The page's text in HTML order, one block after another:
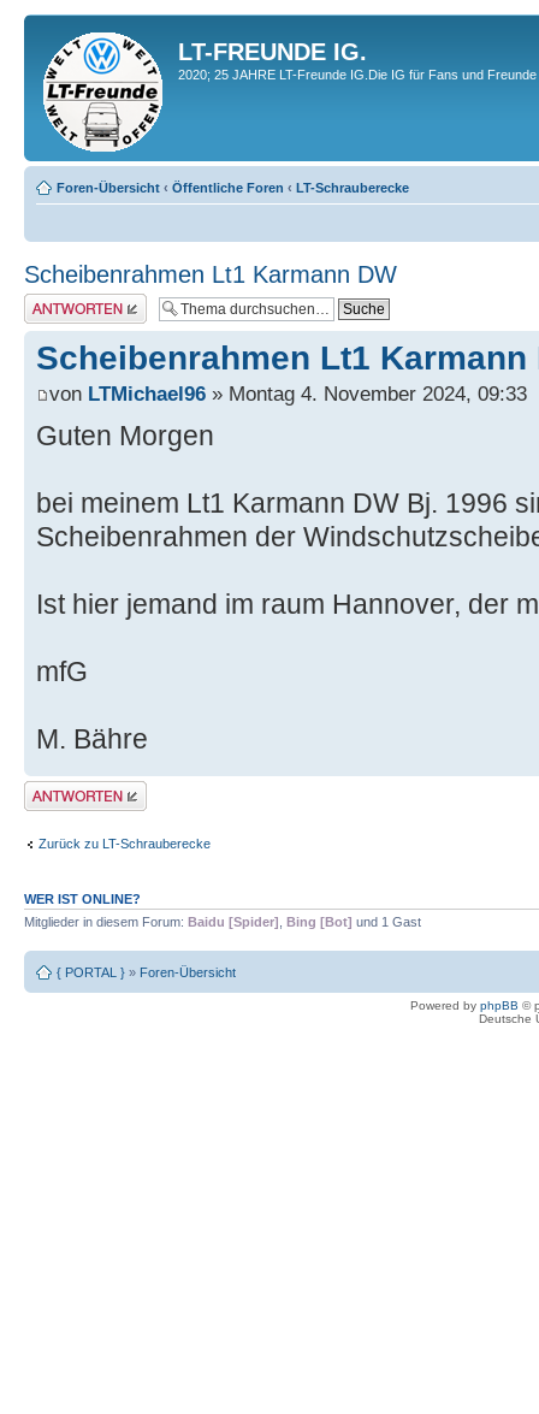
LT-FREUNDE IG.
2020; 25 JAHRE LT-Freunde IG.Die IG für Fans und
Foren-Übersicht ‹ Öffentliche Foren ‹ LT-Schrauberecke
Scheibenrahmen Lt1 Karmann DW
Antwort erstellen
Scheibenrahmen Lt1 Karmann
von LTMichael96 » Montag 4. November 2024, 09:33
Guten Morgen
bei meinem Lt1 Karmann DW Bj. 1996
Scheibenrahmen der
Ist hier jemand im raum Hannover, der
mfG
M. Bähre
Antwort erstellen
Zurück zu LT-Schrauberecke
WER IST ONLINE?
Mitglieder in diesem Forum: Baidu [Spider] Bing [Bot] und 1 Gast
{ PORTAL } » Foren-Übersicht
Powered by phpBB ©
Deutsche